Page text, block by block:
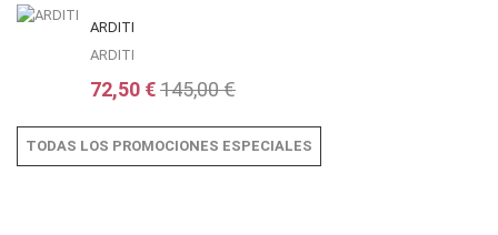
ARDITI
ARDITI
72,50 €145,00 €
TODAS LOS PROMOCIONES ESPECIALES